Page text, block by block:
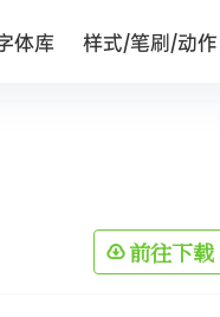
体库 样式/笔刷/动作
前往下载